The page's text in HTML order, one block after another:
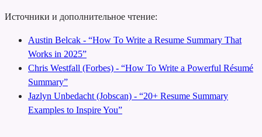
Источники и дополнительное чтение:
Austin Belcak - “How To Write a Resume Summary That
Works in 2025”
Chris Westfall (Forbes) - “How To Write a Powerful Résumé
Summary”
Jazlyn Unbedacht (Jobscan) - “20+ Resume Summary
Examples to Inspire You”